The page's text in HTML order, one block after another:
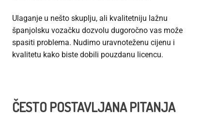
Ulaganje u nešto skuplju, ali kvalitetniju lažnu
španjolsku vozačku dozvolu dugoročno vas može
spasiti problema. Nudimo uravnoteženu cijenu i
kvalitetu kako biste dobili pouzdanu licencu.
ČESTO POSTAVLJANA PITANJA